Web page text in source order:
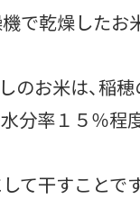
で乾燥したお
のお米は、稲
分率１５％程
て干すことで